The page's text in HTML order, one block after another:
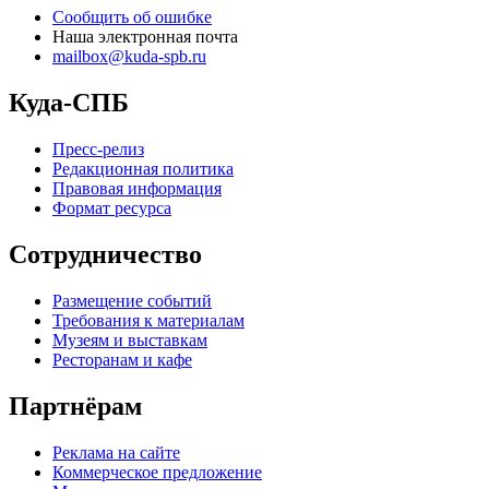
Сообщить об ошибке
Наша электронная почта
mailbox@kuda-spb.ru
Куда-СПБ
Пресс-релиз
Редакционная политика
Правовая информация
Формат ресурса
Сотрудничество
Размещение событий
Требования к материалам
Музеям и выставкам
Ресторанам и кафе
Партнёрам
Реклама на сайте
Коммерческое предложение